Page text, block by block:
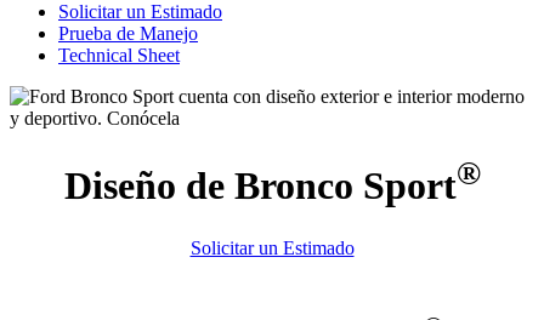
Solicitar un Estimado
Prueba de Manejo
Technical Sheet
Diseño de Bronco Sport®
Solicitar un Estimado